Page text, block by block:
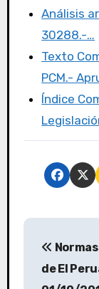
Análisis
30288.-…
Texto
PCM.-
Índice
de El